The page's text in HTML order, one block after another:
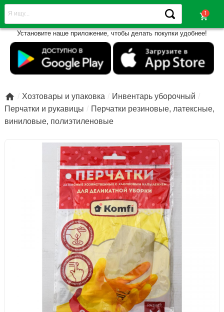
shopping_cart
Установите наше приложение, чтобы делать покупки удобнее!
 Хозтовары и упаковка
Инвентарь уборочный
Перчатки и рукавицы
Перчатки резиновые, латексные,
виниловые, полиэтиленовые